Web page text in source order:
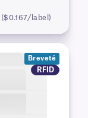
($0.167/label)
Breveté
RFID